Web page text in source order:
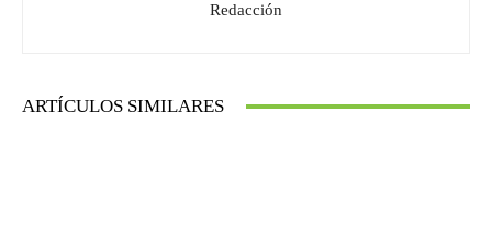
Redacción
ARTÍCULOS SIMILARES